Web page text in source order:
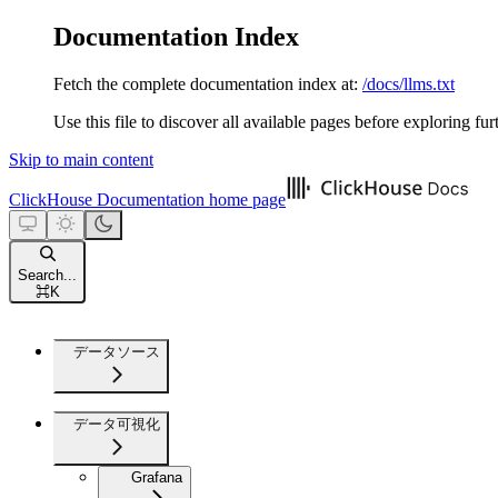
Documentation Index
Fetch the complete documentation index at: /docs/llms.txt
Use this file to discover all available pages before exploring
Skip to main content
ClickHouse Documentation home page
Search...
⌘K
データソース
データ可視化
Grafana